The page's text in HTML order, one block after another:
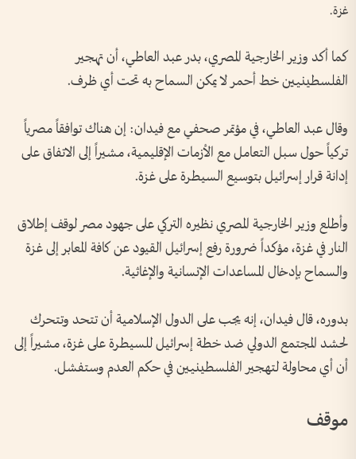
غزة.
كما أكد وزير الخارجية المصري، بدر عبد العاطي، أن تهجير
الفلسطينيين خط أحمر لا يمكن السماح به تحت أي ظرف.
وقال عبد العاطي، في مؤتمر صحفي مع فيدان: إن هناك توافقاً مصرياً
تركياً حول سبل التعامل مع الأزمات الإقليمية، مشيراً إلى الاتفاق على
إدانة قرار إسرائيل بتوسيع السيطرة على غزة.
وأطلع وزير الخارجية المصري نظيره التركي على جهود مصر لوقف إطلاق
النار في غزة، مؤكداً ضرورة رفع إسرائيل القيود عن كافة المعابر إلى غزة
والسماح بإدخال المساعدات الإنسانية والإغاثية.
بدوره، قال فيدان، إنه يجب على الدول الإسلامية أن تتحد وتتحرك
لحشد المجتمع الدولي ضد خطة إسرائيل للسيطرة على غزة، مشيراً إلى
أن أي محاولة لتهجير الفلسطينيين في حكم العدم وستفشل.
موقف